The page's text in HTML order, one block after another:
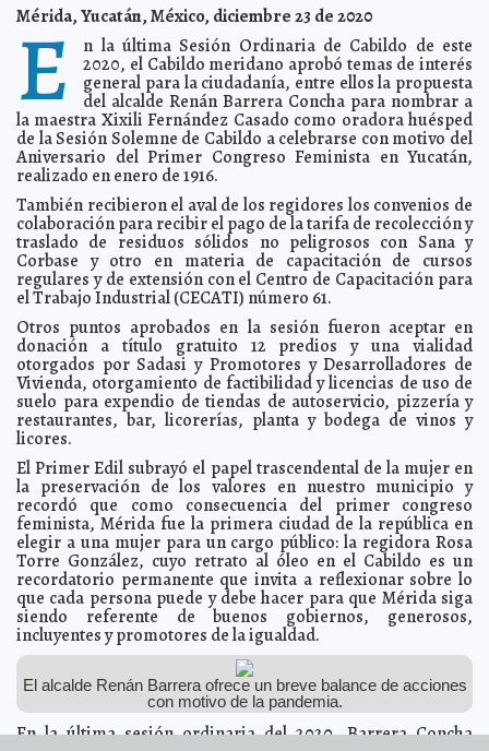
2021-01-12 08:43:55 Llega a México gran cargamento de 430 mil vacunas
contra COVID-19
2021-01-10 18:21:37 Ayuntamiento de Mérida intensificó apoyos sociales a
la población vulnerable en 2020 gracias al manejo eficiente de los
recursos financieros: Renán Barrera Juan Basto Cifuentes
2021-01-10 18:05:53 El PAN Yucatán aprueba su plataforma electoral para
comicios de este 2021 Carmen Alicia Briceño Sánchez
2021-01-09 12:46:14 Nuevo videomapping se suma a la oferta cultural en el
Mérida Fest 2021 Kamila López
2021-01-08 16:54:15 Ayuntamiento y ciudadanos siguen avanzando juntos
hacia la Mérida de 10 con mejores espacios públicos: alcalde Renán
Barrera Concha Claudia Sofía Gómez Infante
2021-01-08 15:55:12 Funcionarios federales trabajarán desde casa hasta el
30 de abril por COVID-19 A7
2021-01-08 15:27:10 Cofepris aprueba fase 3 de pruebas de vacuna contra
COVID-19 de CureVac en México
2021-01-07 20:28:33 A partir del 12 de enero comenzará en Yucatán la
primera etapa de la vacunación contra el Coronavirus para personal
médico de áreas COVID Jorge Armando León Borges
2021-01-07 10:14:27 Advierte Procivy que este viernes ingresará frente frío
número 25 a Yucatán Kamila López
2021-01-06 18:44:02
A7
2021-01-04 16:49:31 No habrá permisos para celebraciones de Día de Reyes
y de La Candelaria en la vía pública: Ayuntamiento de Mérida Carmen
Alicia Briceño Sánchez
2021-01-04 16:32:46 Con programas sustentables, Mérida se consolida
como municipio líder en el cuidado ambiental, asegura el alcalde
Renán Barrera Javier W. López Madera
2021-01-04 14:40:12 ¿Cuándo se borran las malas notas en el Buró de
Crédito? Kamila López
2021-01-04 13:56:11 Gasto en salud se recortó por más de 34 mil MDP,
reporta Hacienda Claudia Sofía Gómez Infante
2021-01-02 14:17:15 El Ayuntamiento redobla esfuerzos en materia de
mantenimiento vial para aminorar el deterioro de calles y avenidas:
alcalde Renán Barrera Laura Aldama
Mérida, Yucatán, México, diciembre 23 de 2020
E n la última Sesión Ordinaria de Cabildo de este
2020, el Cabildo meridano aprobó temas de interés
general para la ciudadanía, entre ellos la propuesta
del alcalde Renán Barrera Concha para nombrar a
la maestra Xixili Fernández Casado como oradora huésped
de la Sesión Solemne de Cabildo a celebrarse con motivo del
Aniversario del Primer Congreso Feminista en Yucatán,
realizado en enero de 1916.
También recibieron el aval de los regidores los convenios de
colaboración para recibir el pago de la tarifa de recolección y
traslado de residuos sólidos no peligrosos con Sana y
Corbase y otro en materia de capacitación de cursos
regulares y de extensión con el Centro de Capacitación para
el Trabajo Industrial (CECATI) número 61.
Otros puntos aprobados en la sesión fueron aceptar en
donación a título gratuito 12 predios y una vialidad
otorgados por Sadasi y Promotores y Desarrolladores de
Vivienda, otorgamiento de factibilidad y licencias de uso de
suelo para expendio de tiendas de autoservicio, pizzería y
restaurantes, bar, licorerías, planta y bodega de vinos y
licores.
El Primer Edil subrayó el papel trascendental de la mujer en
la preservación de los valores en nuestro municipio y
recordó que como consecuencia del primer congreso
feminista, Mérida fue la primera ciudad de la república en
elegir a una mujer para un cargo público: la regidora Rosa
Torre González, cuyo retrato al óleo en el Cabildo es un
recordatorio permanente que invita a reflexionar sobre lo
que cada persona puede y debe hacer para que Mérida siga
siendo referente de buenos gobiernos, generosos,
incluyentes y promotores de la igualdad.
El alcalde Renán Barrera ofrece un breve balance de acciones
con motivo de la pandemia.
En la última sesión ordinaria del 2020, Barrera Concha